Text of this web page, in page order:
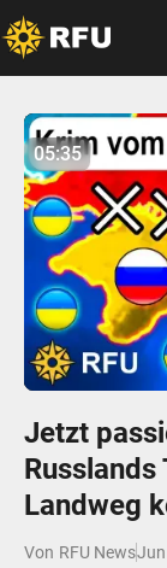
Play
No items found.
05:35
Jetzt
Landweg
Von RFU News